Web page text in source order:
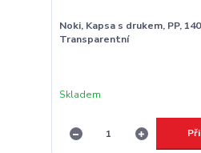
Noki, Kapsa s drukem, PP,
Transparentní
Skladem